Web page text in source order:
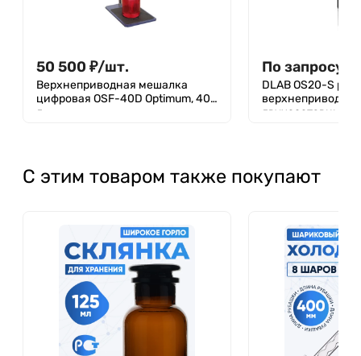
50 500 ₽/шт.
Верхнеприводная мешалка
цифровая OSF-40D Optimum, 40
л
По запросу
DLAB OS20-S
двухсоставным
С этим товаром также покупают